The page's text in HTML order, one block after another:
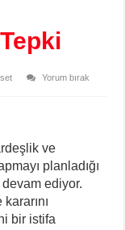
Yorum bırak
ve
planladığı
ediyor.
bir istifa